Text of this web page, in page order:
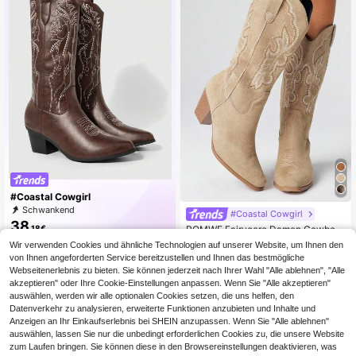
#Coastal Cowgirl
Schwankend
38,18€
#Coastal Cowgirl
ROMWE Fairycore Damen Cowboy
Stiefel, khakifarbene, legere, modis
che Outdoor-Western-Knöchelstief
el mit Stickerei-Effekt, Velourslederi
mitat, für Frühling & Herbst
38,88€
Wir verwenden Cookies und ähnliche Technologien auf unserer Website, um Ihnen den
von Ihnen angeforderten Service bereitzustellen und Ihnen das bestmögliche
Webseitenerlebnis zu bieten. Sie können jederzeit nach Ihrer Wahl "Alle ablehnen", "Alle
akzeptieren" oder Ihre Cookie-Einstellungen anpassen. Wenn Sie "Alle akzeptieren"
auswählen, werden wir alle optionalen Cookies setzen, die uns helfen, den
Datenverkehr zu analysieren, erweiterte Funktionen anzubieten und Inhalte und
Anzeigen an Ihr Einkaufserlebnis bei SHEIN anzupassen. Wenn Sie "Alle ablehnen"
auswählen, lassen Sie nur die unbedingt erforderlichen Cookies zu, die unsere Website
zum Laufen bringen. Sie können diese in den Browsereinstellungen deaktivieren, was